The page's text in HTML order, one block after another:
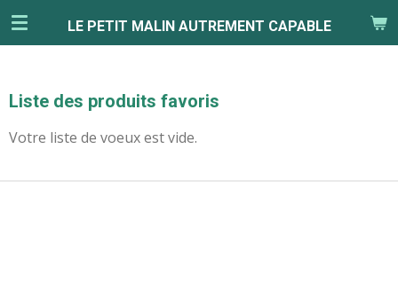
Passer
LE PETIT MALIN AUTREMENT CAPABLE
Liste des produits favoris
Votre liste de voeux est vide.